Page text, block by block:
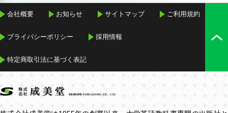
会社概要 お知らせ サイトマップ ご利用規約
プライバシーポリシー 採用情報
特定商取引法に基づく表記